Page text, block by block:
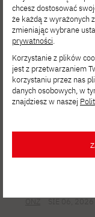
ONZ SIE 06, 2026
chcesz dostosować
że każdą z wyrażonych
zmieniając wybrane
prywatności.
Korzystanie z plików
jest z przetwarzaniem
korzystaniu przez nas
danych osobowych, w
znajdziesz w naszej